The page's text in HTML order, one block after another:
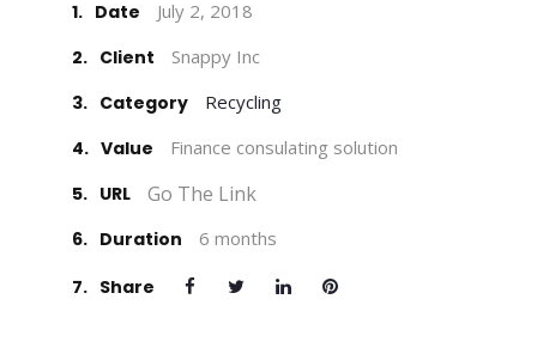
1. Date
July 2, 2018
2. Client
Snappy Inc
3. Category
Recycling
4. Value
Finance consulating solution
5. URL Go The Link
6. Duration 6 months
7. Share